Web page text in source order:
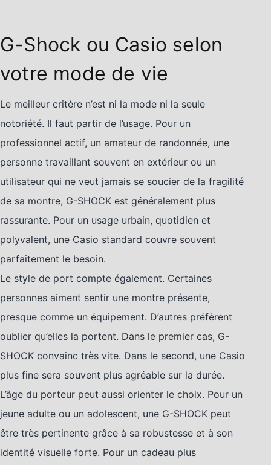
G-Shock ou Casio selon
votre mode de vie
Le meilleur critère n’est ni la mode ni la seule
notoriété. Il faut partir de l’usage. Pour un
professionnel actif, un amateur de randonnée, une
personne travaillant souvent en extérieur ou un
utilisateur qui ne veut jamais se soucier de la fragilité
de sa montre, G-SHOCK est généralement plus
rassurante. Pour un usage urbain, quotidien et
polyvalent, une Casio standard couvre souvent
parfaitement le besoin.
Le style de port compte également. Certaines
personnes aiment sentir une montre présente,
presque comme un équipement. D’autres préfèrent
oublier qu’elles la portent. Dans le premier cas, G-
SHOCK convainc très vite. Dans le second, une Casio
plus fine sera souvent plus agréable sur la durée.
L’âge du porteur peut aussi orienter le choix. Pour un
jeune adulte ou un adolescent, une G-SHOCK peut
être très pertinente grâce à sa robustesse et à son
identité visuelle forte. Pour un cadeau plus